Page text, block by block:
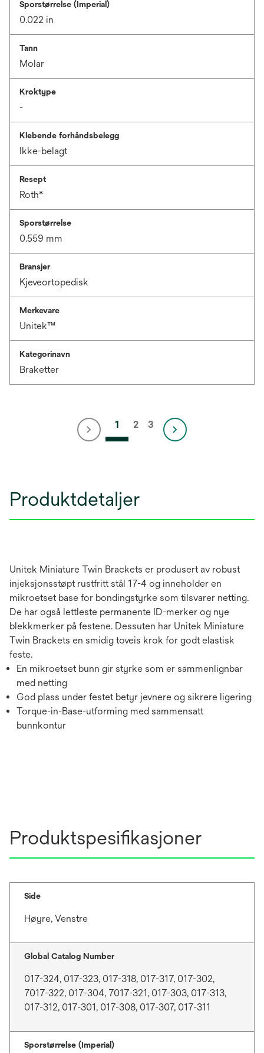
Sporstørrelse (Imperial)
0.022 in
Tann
Molar
Kroktype
-
Klebende forhåndsbelegg
Ikke-belagt
Resept
Roth*
Sporstørrelse
0.559 mm
Bransjer
Kjeveortopedisk
Merkevare
Unitek™
Kategorinavn
Braketter
1 2 3
Produktdetaljer
Unitek Miniature Twin Brackets er produsert av robust
injeksjonsstøpt rustfritt stål 17-4 og inneholder en
mikroetset base for bondingstyrke som tilsvarer netting.
De har også lettleste permanente ID-merker og nye
blekkmerker på festene. Dessuten har Unitek Miniature
Twin Brackets en smidig toveis krok for godt elastisk
feste.
En mikroetset bunn gir styrke som er sammenlignbar
med netting
God plass under festet betyr jevnere og sikrere ligering
Torque-in-Base-utforming med sammensatt
bunnkontur
Produktspesifikasjoner
Side
Høyre, Venstre
Global Catalog Number
017-324, 017-323, 017-318, 017-317, 017-302,
7017-322, 017-304, 7017-321, 017-303, 017-313,
017-312, 017-301, 017-308, 017-307, 017-311
Sporstørrelse (Imperial)